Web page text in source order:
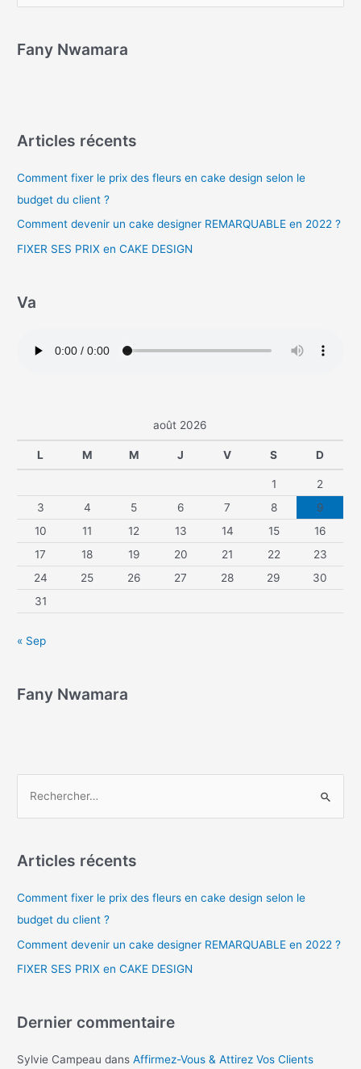
Fany Nwamara
Articles récents
Comment fixer le prix des fleurs en cake design selon le
budget du client ?
Comment devenir un cake designer REMARQUABLE en 2022 ?
FIXER SES PRIX en CAKE DESIGN
Va
août 2026
L M M J V S D
1
2
3
4 5 6 7 8
9
10
11 12 13 14 15
16
17
18 19 20 21 22
23
24
25 26 27 28 29
30
31
« Sep
Fany Nwamara
Articles récents
Comment fixer le prix des fleurs en cake design selon le
budget du client ?
Comment devenir un cake designer REMARQUABLE en 2022 ?
FIXER SES PRIX en CAKE DESIGN
Dernier commentaire
Sylvie Campeau dansAffirmez-Vous & Attirez Vos Clients